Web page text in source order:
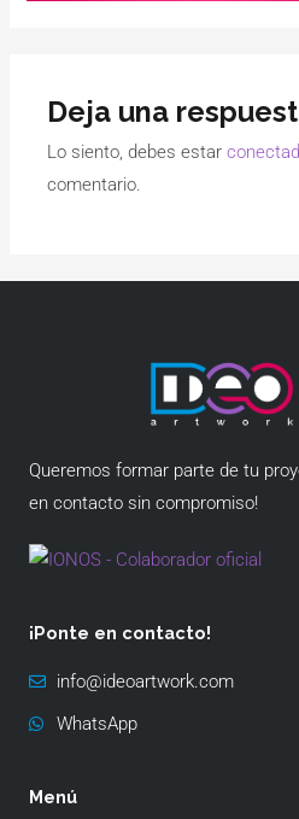
Deja una
Lo siento, debes estar
comentario.
Queremos formar parte de tu
en contacto sin compromiso!
¡Ponte en contacto!
info@ideoartwork.com
WhatsApp
Menú